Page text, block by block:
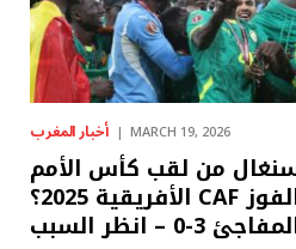
أخبار المغرب MARCH 19, 2026
من لقب كأس الأمم
الأفريقية 2025؟ CAF يمنح المغرب الفوز
3-0 – انظر السبب